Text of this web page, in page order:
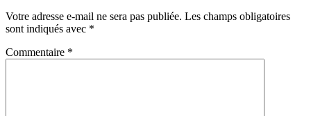
Votre adresse e-mail ne sera pas publiée. Les champs obligatoires
sont indiqués avec *
Commentaire *